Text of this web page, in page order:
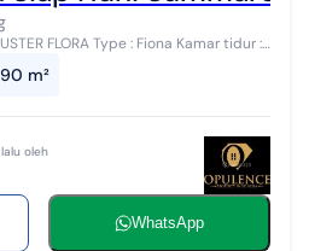
FLORA Type : Fiona Kamar tidur :
Panjang : 15 meter Listrik : 2200
90 m²
oleh
WhatsApp